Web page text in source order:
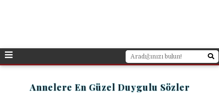
Annelere En Güzel Duygulu Sözler